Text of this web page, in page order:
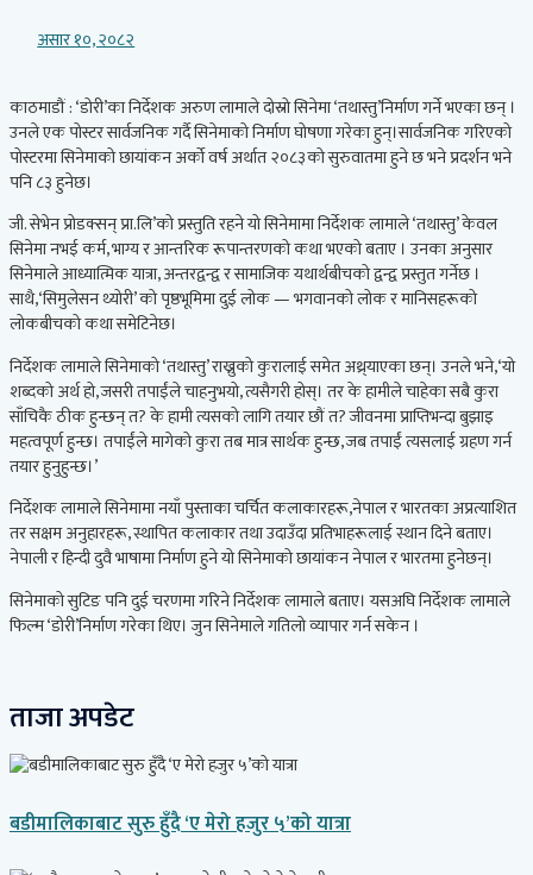
असार १०, २०८२
काठमाडौं : ‘डोरी’का निर्देशक अरुण लामाले दोस्रो सिनेमा ‘तथास्तु’निर्माण गर्ने भएका छन् ।
उनले एक पोस्टर सार्वजनिक गर्दै सिनेमाको निर्माण घोषणा गरेका हुन्।सार्वजनिक गरिएको
पोस्टरमा सिनेमाको छायांकन अर्को वर्ष अर्थात २०८३को सुरुवातमा हुने छ भने प्रदर्शन भने
पनि ८३ हुनेछ।
जी. सेभेन प्रोडक्सन् प्रा.लि’को प्रस्तुति रहने यो सिनेमामा निर्देशक लामाले ‘तथास्तु’ केवल
सिनेमा नभई कर्म, भाग्य र आन्तरिक रूपान्तरणको कथा भएको बताए । उनका अनुसार
सिनेमाले आध्यात्मिक यात्रा, अन्तरद्वन्द्व र सामाजिक यथार्थबीचको द्वन्द्व प्रस्तुत गर्नेछ ।
साथै,‘सिमुलेसन थ्योरी’ को पृष्ठभूमिमा दुई लोक — भगवानको लोक र मानिसहरूको
लोकबीचको कथा समेटिनेछ।
निर्देशक लामाले सिनेमाको ‘तथास्तु’ राख्नुको कुरालाई समेत अथ्र्याएका छन्। उनले भने,‘यो
शब्दको अर्थ हो, जसरी तपाईंले चाहनुभयो, त्यसैगरी होस्। तर के हामीले चाहेका सबै कुरा
साँचिकै ठीक हुन्छन् त? के हामी त्यसको लागि तयार छौं त? जीवनमा प्राप्तिभन्दा बुझाइ
महत्वपूर्ण हुन्छ। तपाईंले मागेको कुरा तब मात्र सार्थक हुन्छ, जब तपाईं त्यसलाई ग्रहण गर्न
तयार हुनुहुन्छ।’
निर्देशक लामाले सिनेमामा नयाँ पुस्ताका चर्चित कलाकारहरू,नेपाल र भारतका अप्रत्याशित
तर सक्षम अनुहारहरू, स्थापित कलाकार तथा उदाउँदा प्रतिभाहरूलाई स्थान दिने बताए।
नेपाली र हिन्दी दुवै भाषामा निर्माण हुने यो सिनेमाको छायांकन नेपाल र भारतमा हुनेछन्।
सिनेमाको सुटिङ पनि दुई चरणमा गरिने निर्देशक लामाले बताए। यसअघि निर्देशक लामाले
फिल्म ‘डोरी’निर्माण गरेका थिए। जुन सिनेमाले गतिलो व्यापार गर्न सकेन ।
ताजा अपडेट
बडीमालिकाबाट सुरु हुँदै ‘ए मेरो हजुर ५’को यात्रा